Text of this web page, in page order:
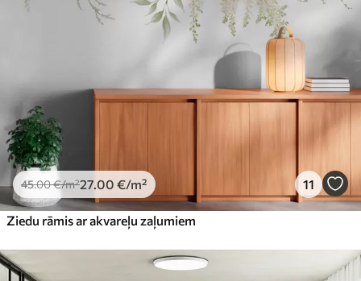
45.00€/m²27 .00 €/m² 11
Ziedu rāmis ar akvareļu zaļumiem